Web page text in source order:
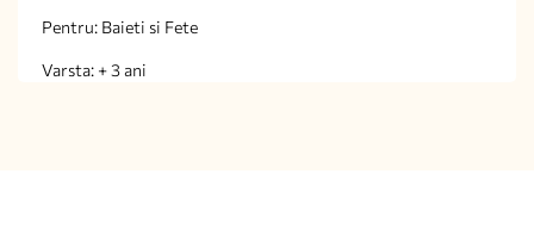
Pentru: Baieti si Fete
Varsta: + 3 ani